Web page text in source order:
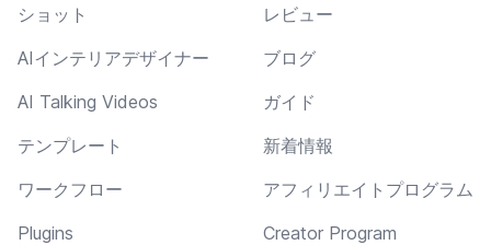
ショット
AIインテリアデザイナー
AI Talking Videos
テンプレート
ワークフロー
Plugins
レビュー
ブログ
ガイド
新着情報
アフィリエイトプログラム
Creator Program